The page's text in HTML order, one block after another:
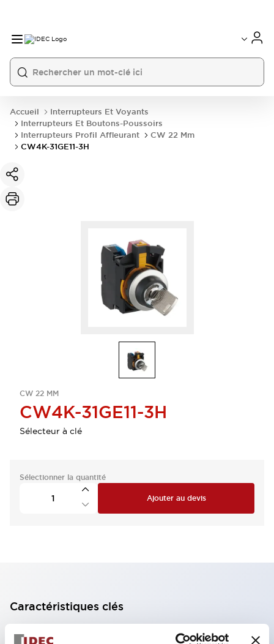
Accueil
Interrupteurs Et Voyants
Interrupteurs Et Boutons-Poussoirs
Interrupteurs Profil Affleurant
CW 22 Mm
CW4K-31GE11-3H
CW 22 MM
CW4K-31GE11-3H
Sélecteur à clé
Sélectionner la quantité
Ajouter au devis
Caractéristiques clés
Bloc de contact à 2 étages avec 2 contacts,